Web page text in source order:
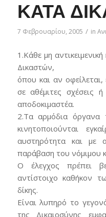
ΚΑΤΑ
7 Φεβρουαρίου, 2005 / in
1.Κάθε μη
Δικαστών,
όπου και αν οφείλεται,
σε αθέμιτες σχέσεις ή
αποδοκιμαστέα.
2.Τα αρμόδια όργανα
κινητοποιούνται
αυστηρότητα και με
παράβαση του νόμιμου
Ο έλεγχος πρέπει
αντίστοιχο καθήκον
δίκης.
Είναι λυπηρό το
της Δικαιοσύνης